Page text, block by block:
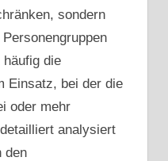
sondern
häufig die
Einsatz, bei der die
oder mehr
analysiert
den